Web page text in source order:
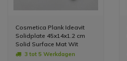
Cosmetica Plank Ideavit
Solidplate 45x14x1.2 cm
Solid Surface Mat Wit
3 tot 5 Werkdagen